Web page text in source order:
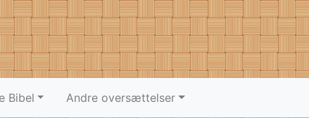
Bibel Andre oversættelser